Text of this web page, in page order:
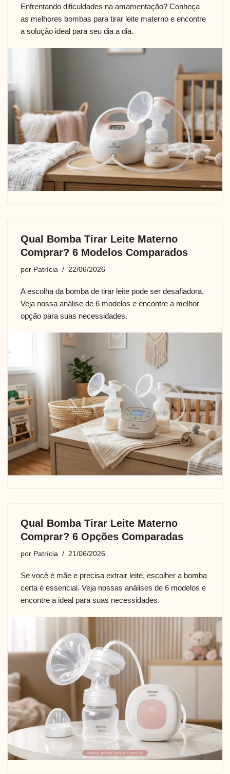
Enfrentando dificuldades na amamentação? Conheça
as melhores bombas para tirar leite materno e encontre
a solução ideal para seu dia a dia.
Qual Bomba Tirar Leite Materno
Comprar? 6 Modelos Comparados
por Patrícia 22/06/2026
A escolha da bomba de tirar leite pode ser desafiadora.
Veja nossa análise de 6 modelos e encontre a melhor
opção para suas necessidades.
Qual Bomba Tirar Leite Materno
Comprar? 6 Opções Comparadas
por Patrícia 21/06/2026
Se você é mãe e precisa extrair leite, escolher a bomba
certa é essencial. Veja nossas análises de 6 modelos e
encontre a ideal para suas necessidades.